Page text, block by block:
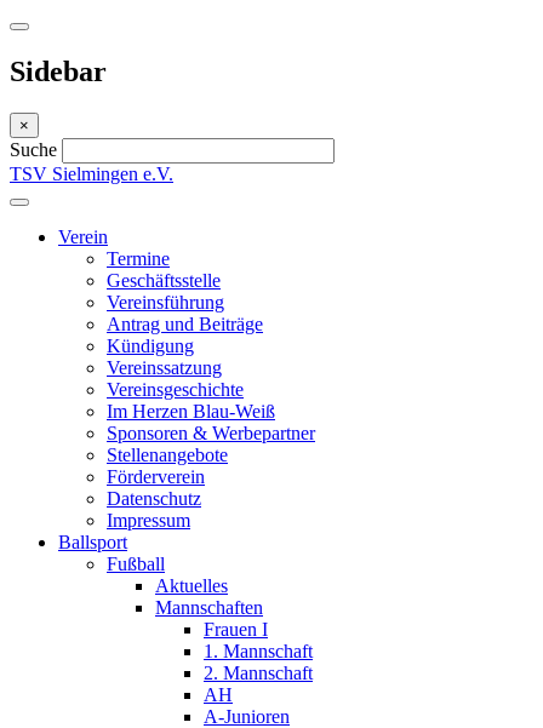
Sidebar
×
Suche
TSV Sielmingen e.V.
Verein
Termine
Geschäftsstelle
Vereinsführung
Antrag und Beiträge
Kündigung
Vereinssatzung
Vereinsgeschichte
Im Herzen Blau-Weiß
Sponsoren & Werbepartner
Stellenangebote
Förderverein
Datenschutz
Impressum
Ballsport
Fußball
Aktuelles
Mannschaften
Frauen I
1. Mannschaft
2. Mannschaft
AH
A-Junioren